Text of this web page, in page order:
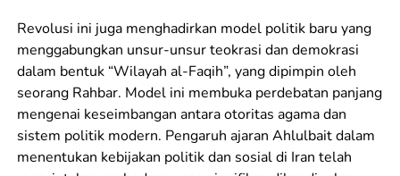
Revolusi ini juga menghadirkan model politik baru yang
menggabungkan unsur-unsur teokrasi dan demokrasi
dalam bentuk “Wilayah al-Faqih”, yang dipimpin oleh
seorang Rahbar. Model ini membuka perdebatan panjang
mengenai keseimbangan antara otoritas agama dan
sistem politik modern. Pengaruh ajaran Ahlulbait dalam
menentukan kebijakan politik dan sosial di Iran telah